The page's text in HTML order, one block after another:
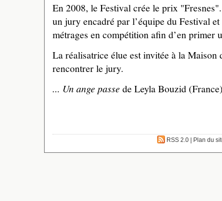
En 2008, le Festival crée le prix
un jury encadré par l’équipe du Festival
métrages en compétition afin d’en primer
La réalisatrice élue est invitée à la Maison
rencontrer le jury.
... Un ange passe de Leyla Bouzid
RSS 2.0 | Plan du